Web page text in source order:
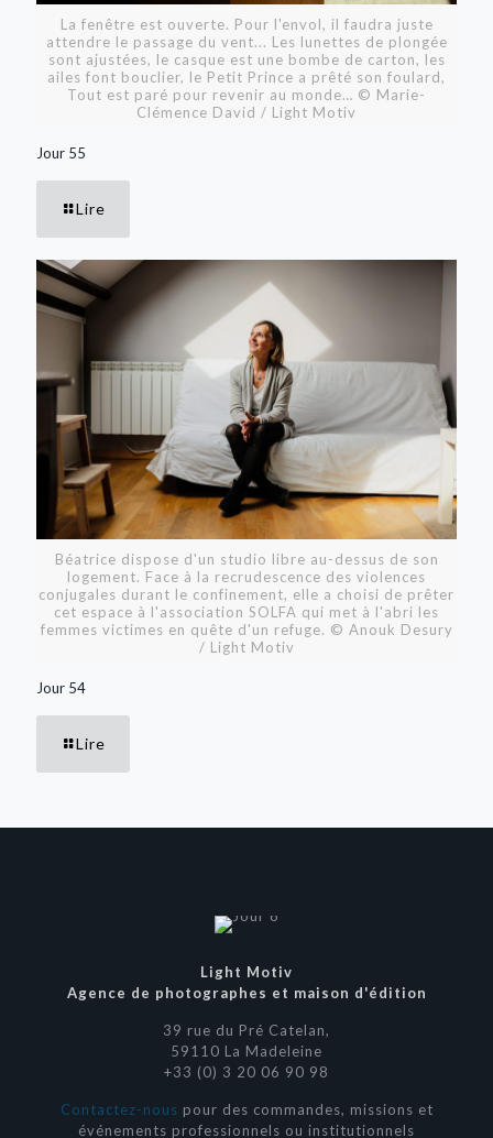
La fenêtre est ouverte. Pour l'envol, il faudra juste
attendre le passage du vent... Les lunettes de plongée
sont ajustées, le casque est une bombe de carton, les
ailes font bouclier, le Petit Prince a prêté son foulard,
Tout est paré pour revenir au monde… © Marie-
Clémence David / Light Motiv
Jour 55
Lire
Béatrice dispose d'un studio libre au-dessus de son
logement. Face à la recrudescence des violences
conjugales durant le confinement, elle a choisi de prêter
cet espace à l'association SOLFA qui met à l'abri les
femmes victimes en quête d'un refuge. © Anouk Desury
/ Light Motiv
Jour 54
Lire
Light Motiv
Agence de photographes et maison d'édition
39 rue du Pré Catelan,
59110 La Madeleine
+33 (0) 3 20 06 90 98
Contactez-nous pour des commandes, missions et
événements professionnels ou institutionnels